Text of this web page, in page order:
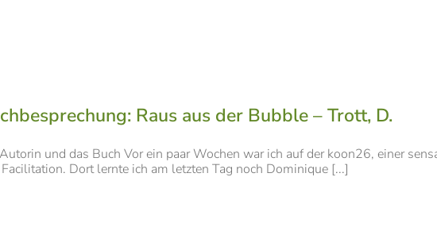
Raus aus der Bubble – Trott, D.
und das Buch Vor ein paar Wochen war ich auf der koon26, einer
Dort lernte ich am letzten Tag noch Dominique [...]